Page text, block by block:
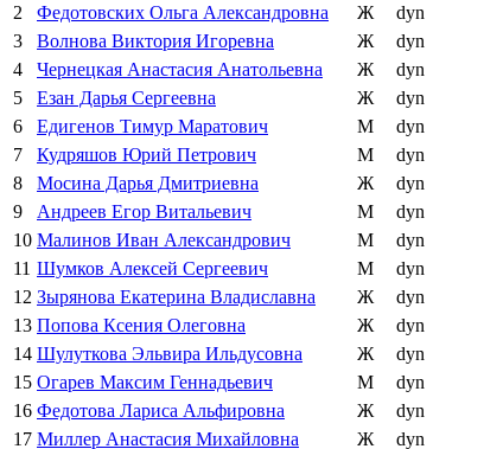
2
Федотовских Ольга Александровна Ж dyn
3
Волнова Виктория Игоревна Ж dyn
4
Чернецкая Анастасия Анатольевна Ж dyn
5
Езан Дарья Сергеевна Ж dyn
6
Едигенов Тимур Маратович М dyn
7
Кудряшов Юрий Петрович М dyn
8
Мосина Дарья Дмитриевна Ж dyn
9
Андреев Егор Витальевич М dyn
10 Малинов Иван Александрович М dyn
11 Шумков Алексей Сергеевич М dyn
12 Зырянова Екатерина Владиславна Ж dyn
13 Попова Ксения Олеговна Ж dyn
14 Шулуткова Эльвира Ильдусовна Ж dyn
15 Огарев Максим Геннадьевич М dyn
16 Федотова Лариса Альфировна Ж dyn
17 Миллер Анастасия Михайловна Ж dyn